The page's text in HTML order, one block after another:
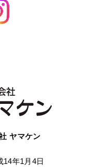
ヤマケン
14年1月4日